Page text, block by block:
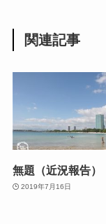
関連記事
無題（近況報告）
2019年7月16日